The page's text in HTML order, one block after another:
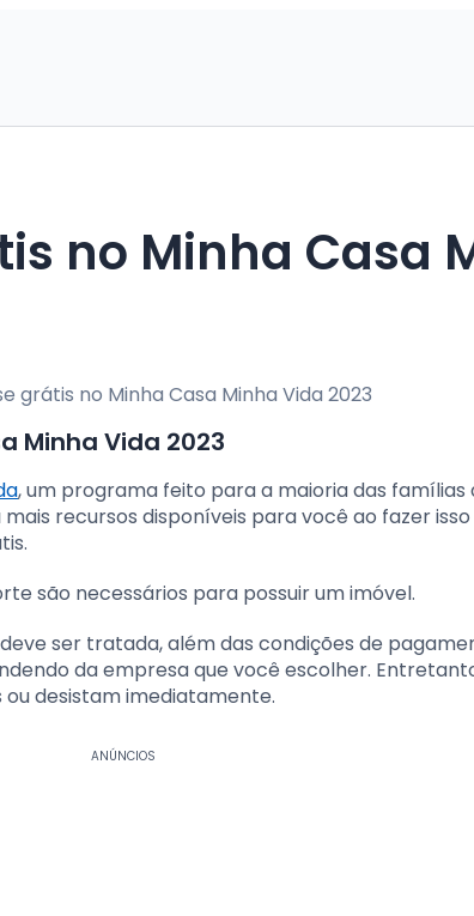
no Minha Casa
Minha Vida 2023
, um programa feito para a maioria das famílias
recursos disponíveis para você ao fazer
são necessários para possuir um imóvel.
ser tratada, além das condições de
da empresa que você escolher.
desistam imediatamente.
ANÚNCIOS